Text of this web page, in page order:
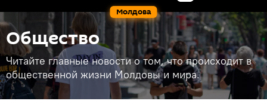
Молдова
Общество
Читайте главные новости о том, что происходит в
общественной жизни Молдовы и мира.